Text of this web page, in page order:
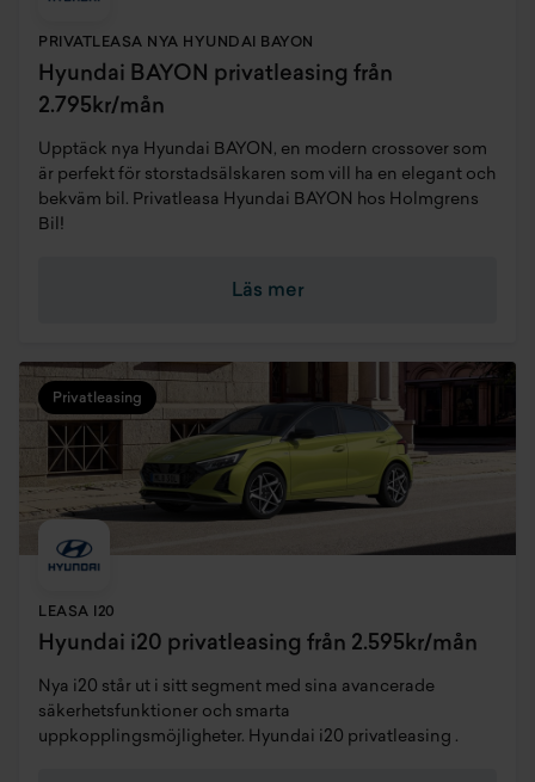
PRIVATLEASA NYA HYUNDAI BAYON
Hyundai BAYON privatleasing från
2.795kr/mån
Upptäck nya Hyundai BAYON, en modern crossover som
är perfekt för storstadsälskaren som vill ha en elegant och
bekväm bil. Privatleasa Hyundai BAYON hos Holmgrens
Bil!
Läs mer
Privatleasing
LEASA I20
Hyundai i20 privatleasing från 2.595kr/mån
Nya i20 står ut i sitt segment med sina avancerade
säkerhetsfunktioner och smarta
uppkopplingsmöjligheter. Hyundai i20 privatleasing .